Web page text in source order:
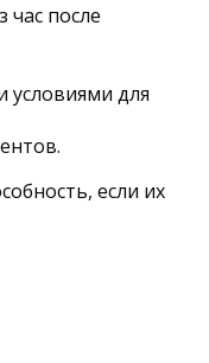
после
условиями для
если их